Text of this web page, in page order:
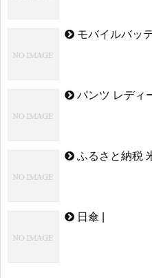
モバイルバッテ
パンツ レディ
ふるさと納税
日傘 |